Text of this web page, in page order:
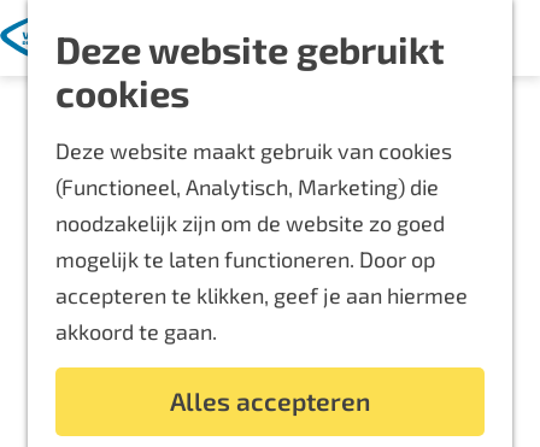
Deze website gebruikt
cookies
Deze website maakt gebruik van cookies
(Functioneel, Analytisch, Marketing) die
noodzakelijk zijn om de website zo goed
mogelijk te laten functioneren. Door op
accepteren te klikken, geef je aan hiermee
akkoord te gaan.
Alles accepteren
G
K
a
a
r
t
Z
o
k
e
n
M
n
u
Blijf langer
Routes
Bereikbaarheid
Locaties
Plattegrond
Voor ondernemers